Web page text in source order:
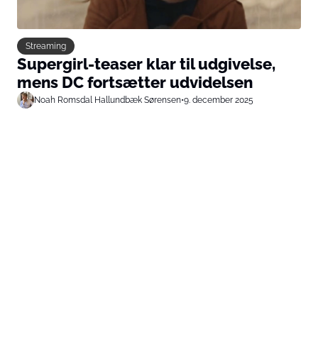
Streaming
Supergirl-teaser klar til udgivelse,
mens DC fortsætter udvidelsen
Noah Romsdal Hallundbæk Sørensen•9. december 2025